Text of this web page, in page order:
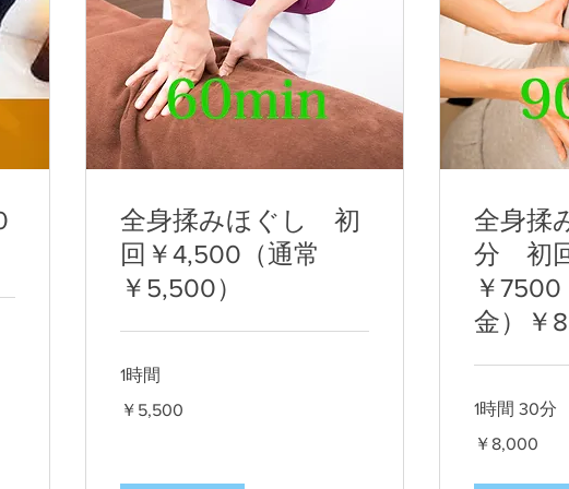
全身揉みほぐし 初
回￥4,500（通常
￥5,500）
1時間
円
￥5,500
全身揉
分 初
￥
金）￥
1時間 30分
円
￥8,000